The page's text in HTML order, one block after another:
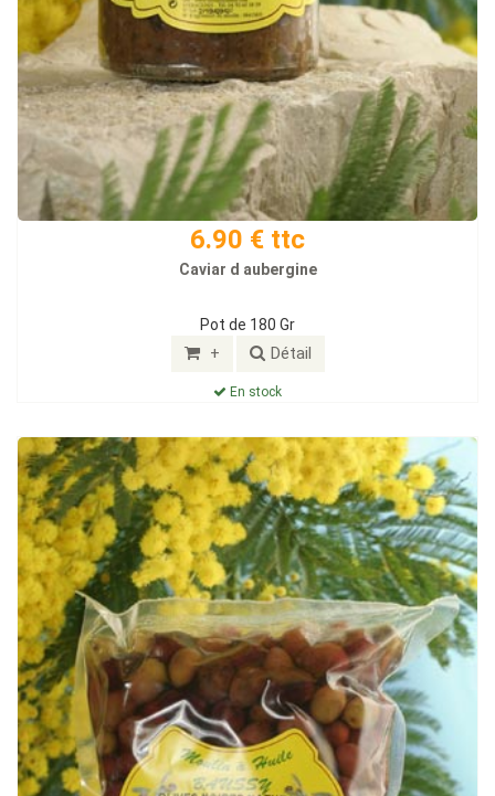
6.90 € ttc
Caviar d aubergine
Pot de 180 Gr
+ Détail
En stock